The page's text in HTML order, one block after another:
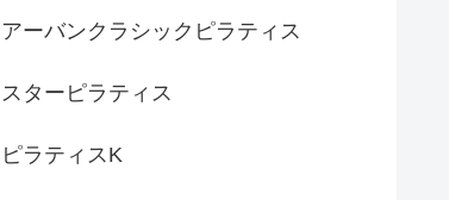
アーバンクラシックピラティス
スターピラティス
ピラティスK